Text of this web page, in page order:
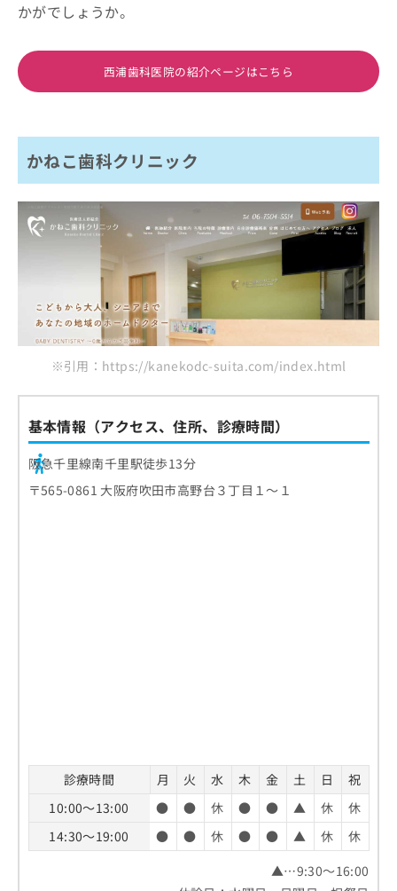
かがでしょうか。
西浦歯科医院の紹介ページはこちら
かねこ歯科クリニック
※引用：https://kanekodc-suita.com/index.html
基本情報（アクセス、住所、診療時間）
阪急千里線南千里駅徒歩13分
〒565-0861 大阪府吹田市高野台３丁目１～１
診療時間 月 火 水 木 金 土 日
祝
10:00～13:00
● ● 休 ● ● ▲ 休
休
14:30～19:00
● ● 休 ● ● ▲ 休
休
▲…9:30～16:00